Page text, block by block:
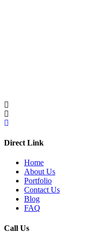
Direct Link
Home
About Us
Portfolio
Contact Us
Blog
FAQ
Call Us